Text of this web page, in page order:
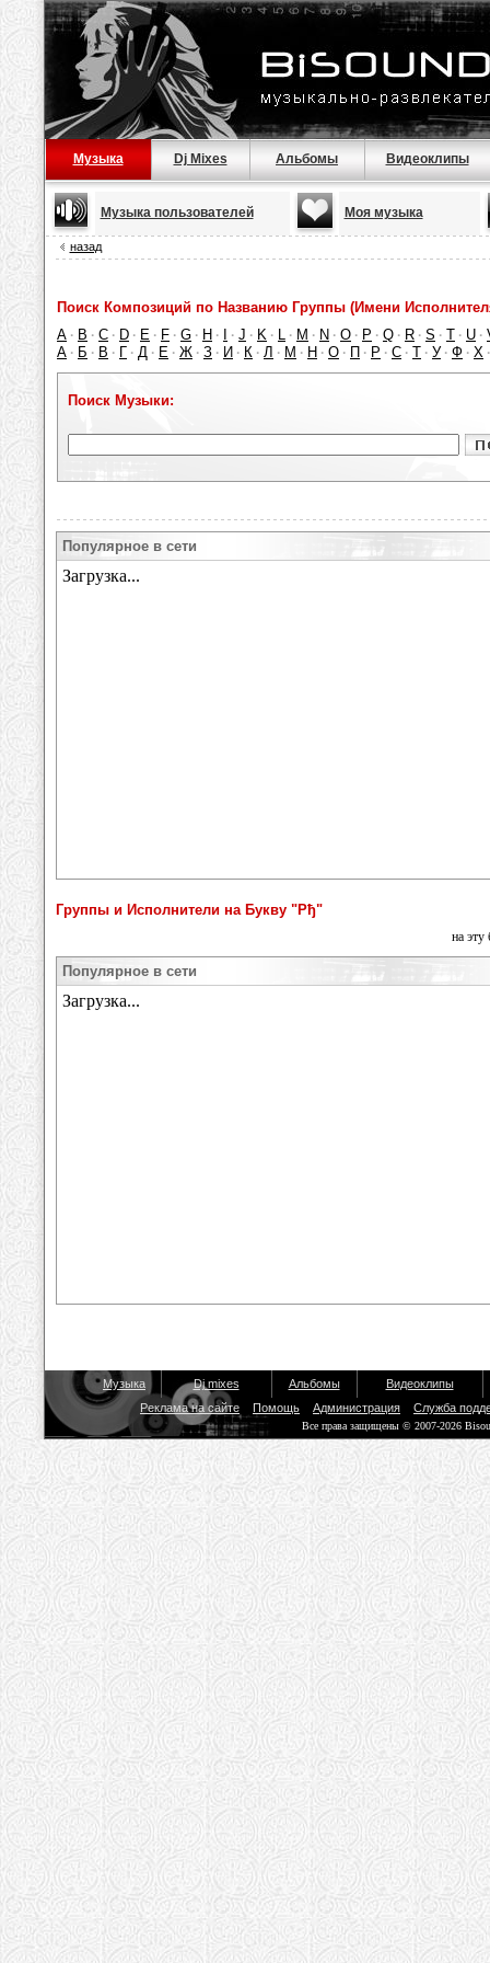
Музыка Dj Mixes Альбомы Видеоклипы
Музыка пользователей Моя музыка
назад
Поиск Композиций по Названию Группы (Имени
A · B · C · D · E · F · G · H · · J · K · L · M · N · O · P · Q · R · S · T · U ·
А · Б · В · Г · Д · Е · Ж · З · И · К · Л · М · Н · О · П · Р · С · Т · У · Ф · Х
Поиск Музыки:
Популярное в сети
Группы и Исполнители на Букву "Рђ"
на эту
Популярное в сети
Музыка Dj mixes Альбомы
Видеоклипы
Реклама на сайте
Помощь Администрация Служба
Все права защищены © 2007-2026